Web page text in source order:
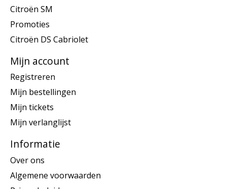
Citroën SM
Promoties
Citroën DS Cabriolet
Mijn account
Registreren
Mijn bestellingen
Mijn tickets
Mijn verlanglijst
Informatie
Over ons
Algemene voorwaarden